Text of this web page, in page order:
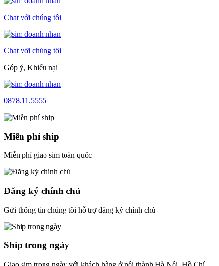
Chat với chúng tôi
Chat với chúng tôi
Góp ý, Khiếu nại
0878.11.5555
Miễn phí ship
Miễn phí giao sim toàn quốc
Đăng ký chính chủ
Gửi thông tin chúng tôi hỗ trợ đăng ký chính chủ
Ship trong ngày